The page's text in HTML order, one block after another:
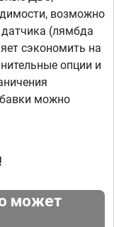
возможно
датчика (лямбда
сэкономить на
опции и
можно
может